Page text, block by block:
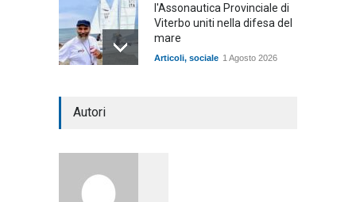
l'Assonautica Provinciale di
Viterbo uniti nella difesa del
mare
Articoli, sociale 1 Agosto 2026
Autori